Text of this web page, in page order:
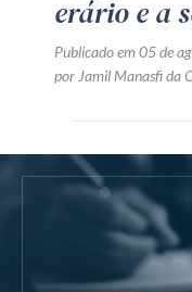
erário e a
Publicado em 05 de
por Jamil Manasfi da